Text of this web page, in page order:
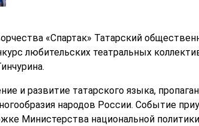
«Спартак» Татарский
любительских театральных
и развитие татарского языка,
народов России. Событие
Министерства национальной